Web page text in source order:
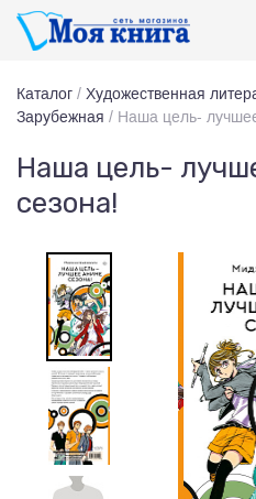
Каталог / Художественная
Зарубежная / Наша цель-
Наша цель-
сезона!